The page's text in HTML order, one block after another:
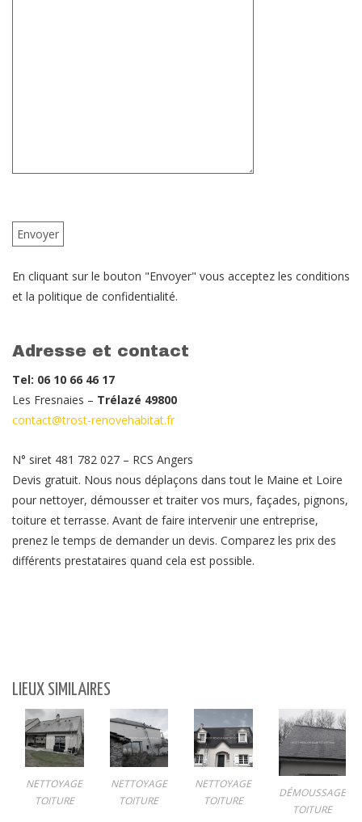
En cliquant sur le bouton "Envoyer" vous acceptez les conditions
et la politique de confidentialité.
Adresse et contact
Tel: 06 10 66 46 17
Les Fresnaies – Trélazé 49800
contact@trost-renovehabitat.fr
N° siret 481 782 027 – RCS Angers
Devis gratuit. Nous nous déplaçons dans tout le Maine et Loire
pour nettoyer, démousser et traiter vos murs, façades, pignons,
toiture et terrasse. Avant de faire intervenir une entreprise,
prenez le temps de demander un devis. Comparez les prix des
différents prestataires quand cela est possible.
LIEUX SIMILAIRES
NETTOYAGE
TOITURE
NETTOYAGE
TOITURE
NETTOYAGE
TOITURE
DÉMOUSSAGE
TOITURE